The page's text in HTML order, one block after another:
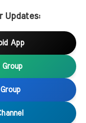
Updates:
App